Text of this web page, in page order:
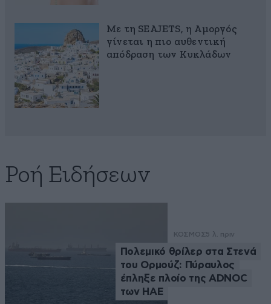
Με τη SEAJETS, η Αμοργός
γίνεται η πιο αυθεντική
απόδραση των Κυκλάδων
Ροή Ειδήσεων
ΚΟΣΜΟΣ5 λ. πριν
Πολεμικό θρίλερ στα Στενά
του Ορμούζ: Πύραυλος
έπληξε πλοίο της ADNOC
των ΗΑΕ